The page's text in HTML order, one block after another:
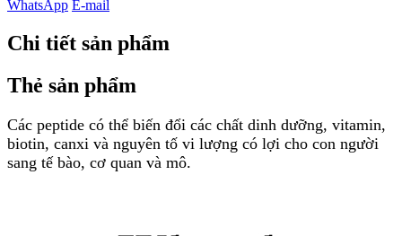
WhatsApp E-mail
Chi tiết sản phẩm
Thẻ sản phẩm
Các peptide có thể biến đổi các chất dinh dưỡng, vitamin,
biotin, canxi và nguyên tố vi lượng có lợi cho con người
sang tế bào, cơ quan và mô.